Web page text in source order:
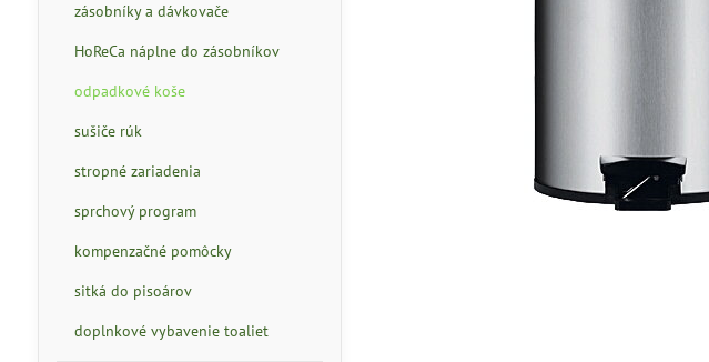
zásobníky a dávkovače
HoReCa náplne do zásobníkov
odpadkové koše
sušiče rúk
stropné zariadenia
sprchový program
kompenzačné pomôcky
sitká do pisoárov
doplnkové vybavenie toaliet